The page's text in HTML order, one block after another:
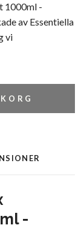
1000ml -
av Essentiella
vi
-